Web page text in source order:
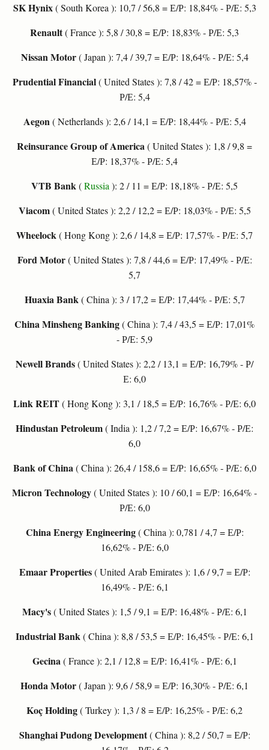
SK Hynix( South Korea ): 10,7 / 56,8 = Е/Р: 18,84% - Р/Е: 5,3
Renault( France ): 5,8 / 30,8 = Е/Р: 18,83% - Р/Е: 5,3
Nissan Motor( Japan ): 7,4 / 39,7 = Е/Р: 18,64% - Р/Е: 5,4
Prudential Financial( United States ): 7,8 / 42 = Е/Р: 18,57% -
Р/Е: 5,4
Aegon ( Netherlands ): 2,6 / 14,1 = Е/Р: 18,44% - Р/Е: 5,4
Reinsurance Group of America( United States ): 1,8 / 9,8 =
Е/Р: 18,37% - Р/Е: 5,4
VTB Bank(Russia ): 2 / 11 = Е/Р: 18,18% - Р/Е: 5,5
Viacom( United States ): 2,2 / 12,2 = Е/Р: 18,03% - Р/Е: 5,5
Wheelock( Hong Kong ): 2,6 / 14,8 = Е/Р: 17,57% - Р/Е: 5,7
Ford Motor( United States ): 7,8 / 44,6 = Е/Р: 17,49% - Р/Е:
5,7
Huaxia Bank ( China ): 3 / 17,2 = Е/Р: 17,44% - Р/Е: 5,7
China Minsheng Banking( China ): 7,4 / 43,5 = Е/Р: 17,01%
- Р/Е: 5,9
Newell Brands( United States ): 2,2 / 13,1 = Е/Р: 16,79% - Р/
Е: 6,0
Link REIT( Hong Kong ): 3,1 / 18,5 = Е/Р: 16,76% - Р/Е: 6,0
Hindustan Petroleum( India ): 1,2 / 7,2 = Е/Р: 16,67% - Р/Е:
6,0
Bank of China( China ): 26,4 / 158,6 = Е/Р: 16,65% - Р/Е: 6,0
Micron Technology( United States ): 10 / 60,1 = Е/Р: 16,64% -
Р/Е: 6,0
China Energy Engineering( China ): 0,781 / 4,7 = Е/Р:
16,62% - Р/Е: 6,0
Emaar Properties( United Arab Emirates ): 1,6 / 9,7 = Е/Р:
16,49% - Р/Е: 6,1
Macy's( United States ): 1,5 / 9,1 = Е/Р: 16,48% - Р/Е: 6,1
Industrial Bank ( China ): 8,8 / 53,5 = Е/Р: 16,45% - Р/Е: 6,1
Gecina ( France ): 2,1 / 12,8 = Е/Р: 16,41% - Р/Е: 6,1
Honda Motor( Japan ): 9,6 / 58,9 = Е/Р: 16,30% - Р/Е: 6,1
Koç Holding( Turkey ): 1,3 / 8 = Е/Р: 16,25% - Р/Е: 6,2
Shanghai Pudong Development( China ): 8,2 / 50,7 = Е/Р: